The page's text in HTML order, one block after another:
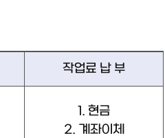
작업료 납 부
1. 현금
2. 계좌이체